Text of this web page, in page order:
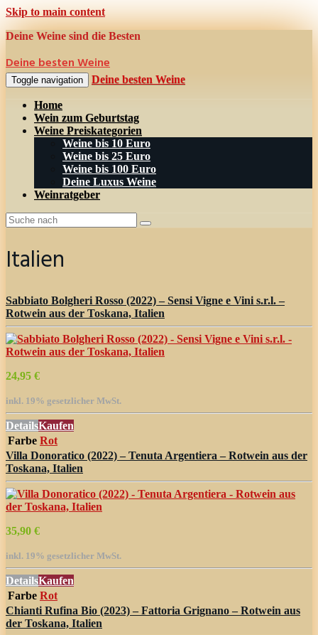
Skip to main content
Deine Weine sind die Besten
Deine besten Weine
Toggle navigation Deine besten Weine
Home
Wein zum Geburtstag
Weine Preiskategorien
Weine bis 10 Euro
Weine bis 25 Euro
Weine bis 100 Euro
Deine Luxus Weine
Weinratgeber
Italien
Sabbiato Bolgheri Rosso (2022) – Sensi Vigne e Vini s.r.l. –
Rotwein aus der Toskana, Italien
24,95 €
inkl. 19% gesetzlicher MwSt.
DetailsKaufen
Farbe Rot
Villa Donoratico (2022) – Tenuta Argentiera – Rotwein aus der
Toskana, Italien
35,90 €
inkl. 19% gesetzlicher MwSt.
DetailsKaufen
Farbe Rot
Chianti Rufina Bio (2023) – Fattoria Grignano – Rotwein aus
der Toskana, Italien